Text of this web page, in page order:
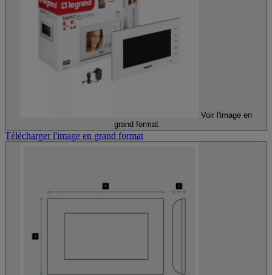
Voir l'image en
grand format
Télécharger l'image en grand format